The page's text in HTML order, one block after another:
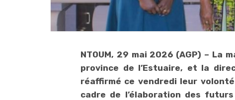
NTOUM, 29 mai 2026 (AGP) – La
province de l’Estuaire, et la
réaffirmé ce vendredi leur
cadre de l’élaboration des